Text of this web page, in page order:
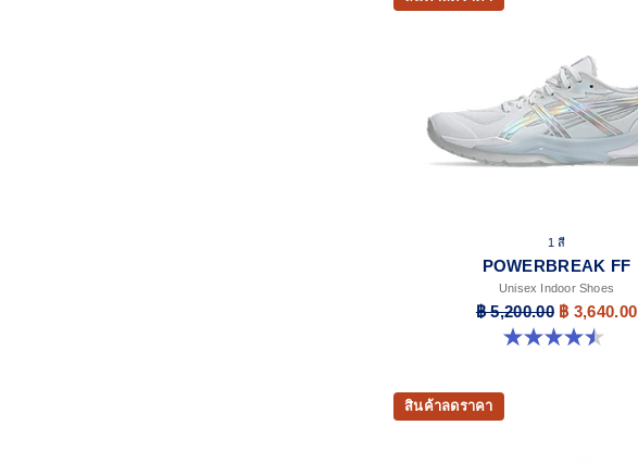
1 สี
POWERBREAK FF
Unisex Indoor Shoes
฿ 5,200.00 ฿ 3,640.00
4.5 จาก 5 ดาว 2 รีวิว
สินค้าลดราคา